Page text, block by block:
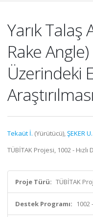
Yarık Talaş
Rake
Üzerindeki
Araştırılması
Tekaüt İ. (Yürütücü),ŞEKER U.
TÜBİTAK Projesi, 1002 -
Proje Türü: TÜBİTAK
Destek Programı: 1002